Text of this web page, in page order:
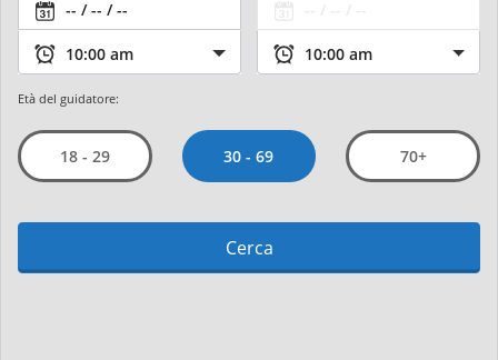
Età del guidatore:
18 - 29 30 - 69 70+
Cerca